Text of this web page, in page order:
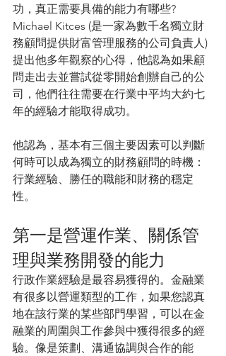
功，真正需要具備的能力有哪些?
Michael Kitces (是一家為數千名獨立財
務顧問提供財富管理服務的公司負責人)
提出他多年觀察的心得，他認為如果顧
問走出去並嘗試從零開始創辦自己的公
司，他們往往需要在行業中平均大約七
年的經驗才能取得成功。
他認為，基本有三個主要因素可以判斷
何時可以成為獨立的財務顧問的時機：
行業經驗、勝任的職能和財務的穩定
性。
第一是營運作業、關係管
理與業務開發的能力
行政作業經驗是最容易獲得的。金融業
有很多以營運類型的工作，如果您認真
地在該行業的某些部門學習，可以在金
融業的周圍與工作參與中獲得很多的經
驗。 像是策劃、溝通協調與合作的能